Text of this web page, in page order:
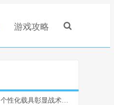
游戏攻略
和平精英雪地车怎么换颜色，个性化载具彰显战术风采，副标题，雪原驰骋的色彩奥秘与实战价值